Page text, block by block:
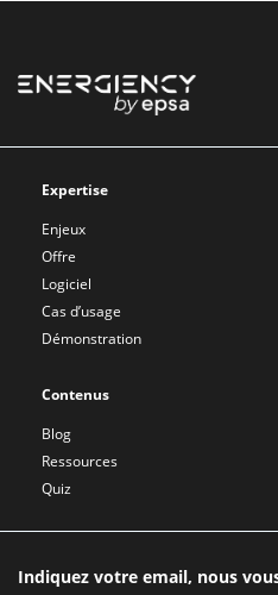
Expertise
Enjeux
Offre
Logiciel
Cas d’usage
Démonstration
Contenus
Blog
Ressources
Quiz
Indiquez votre email, nous